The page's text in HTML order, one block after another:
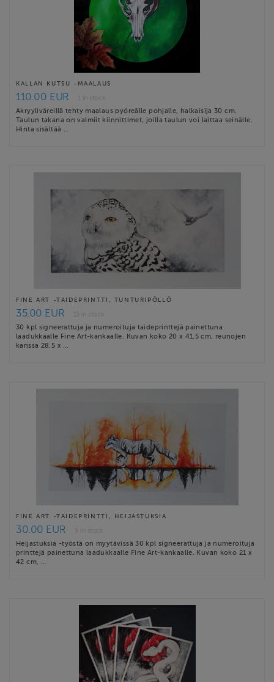
KALLAN KUTSU -MAALAUS
110.00 EUR
1 in stock
Akryyliväreillä tehty maalaus pyöreälle pohjalle, halkaisija 30 cm.
Taulun takana on valmiit kiinnittimet, joilla taulun voi laittaa seinälle.
Hinta sisältää …
FINE ART -TAIDEPRINTTI, TUNTURIPÖLLÖ
35.00 EUR
15 in stock
30 kpl signeerattuja ja numeroituja taideprinttejä painettuna
laadukkaalle Fine Art-kankaalle. Kuvan koko 20 x 41,5 cm, reunojen
kanssa 28,5 x …
FINE ART -TAIDEPRINTTI, HEIJASTUKSIA
30.00 EUR
9 in stock
Heijastuksia -työstä on myytävissä 30 kpl signeerattuja ja numeroituja
printtejä painettuna laadukkaalle Fine Art-kankaalle. Kuvan koko 21 x
42 cm, …